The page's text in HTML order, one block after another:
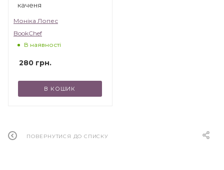
каченя
Моніка Лопес
BookChef
В наявності
280 грн.
В КОШИК
ПОВЕРНУТИСЯ ДО СПИСКУ